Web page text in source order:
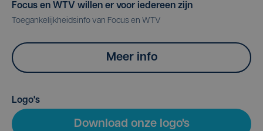
Focus en WTV willen er voor iedereen zijn
Toegankelijkheidsinfo van Focus en WTV
Meer info
Logo's
Download onze logo's